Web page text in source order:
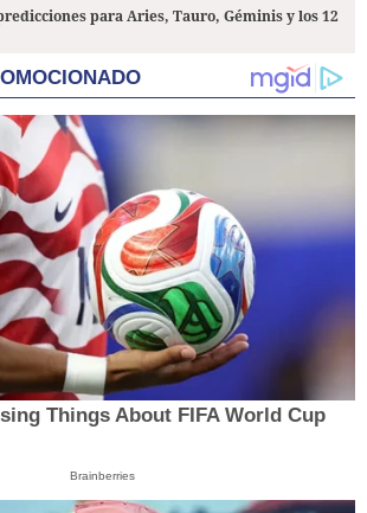
para Aries, Tauro, Géminis y los 12
Things About FIFA World Cup
Brainberries